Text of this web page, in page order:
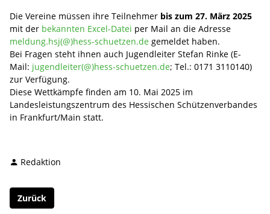
Die Vereine müssen ihre Teilnehmer bis zum 27. März 2025
mit der bekannten Excel-Datei per Mail an die Adresse
meldung.hsj(@)hess-schuetzen.de gemeldet haben.
Bei Fragen steht ihnen auch Jugendleiter Stefan Rinke (E-
Mail: jugendleiter(@)hess-schuetzen.de; Tel.: 0171 3110140)
zur Verfügung.
Diese Wettkämpfe finden am 10. Mai 2025 im
Landesleistungszentrum des Hessischen Schützenverbandes
in Frankfurt/Main statt.
Redaktion
Zurück